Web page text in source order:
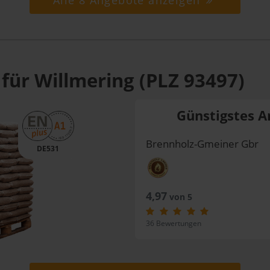
Willmering (PLZ 93497)
DE531
Günstigstes
Brennholz-Gmeiner Gbr
4,97von 5
36 Bewertungen